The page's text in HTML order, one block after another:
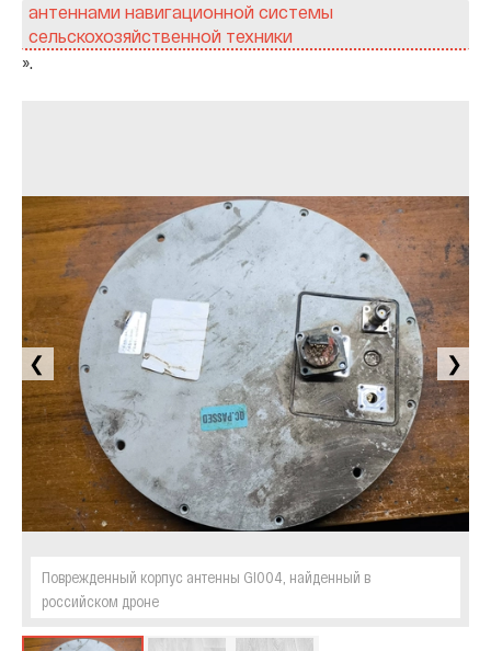
антеннами навигационной системы
сельскохозяйственной техники
».
❮
Поврежденный корпус антенны GI004, найденный в
российском дроне
❯